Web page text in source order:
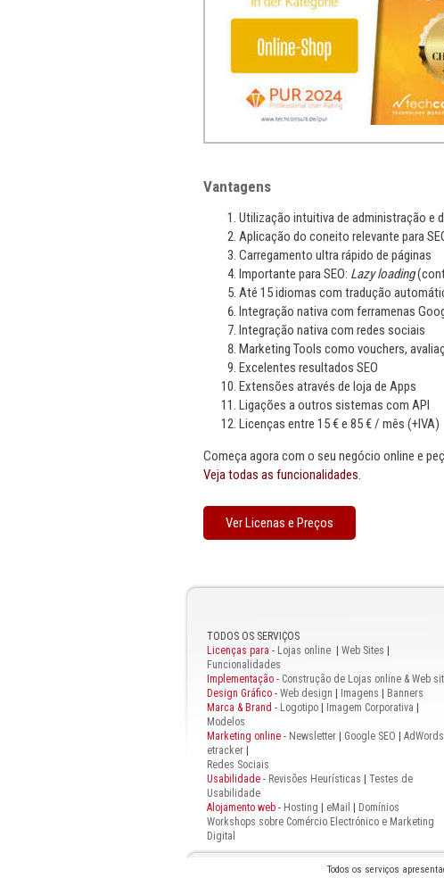
Vantagens
Utilização intuitiva de administração e
Aplicação do coneito relevante para
Carregamento ultra rápido de páginas
Importante para SEO: Lazy loading
Até 15 idiomas com tradução
Integração nativa com ferramenas
Integração nativa com redes sociais
Marketing Tools como vouchers,
Excelentes resultados SEO
Extensões através de loja de Apps
Ligações a outros sistemas com API
Licenças entre 15 € e 85 € / mês (+IVA)
Começa agora com o seu negócio online e
Veja todas as funcionalidades.
Ver Licenas e Preços
TODOS OS SERVIÇOS
Licenças para - Lojas online Web Sites
Funcionalidades
Implementação - Construção de Lojas online & Web
Design Gráfico - Web design Imagens
Banners
Marca & Brand - Logotipo Imagem Corporativa
Modelos
Marketing online - Newsletter Google SEO AdWords
etracker
Redes Sociais
Usabilidade - Revisões Heurísticas
Testes de
Usabilidade
Alojamento web - Hosting eMail
Domínios
Workshops sobre Comércio Electrónico e Marketing
Digital
Todos os serviços